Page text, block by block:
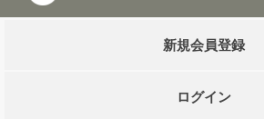
新規会員登録
ログイン